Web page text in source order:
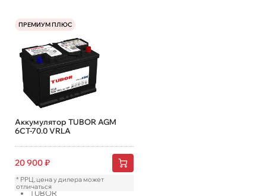
ПРЕМИУМ ПЛЮС
Аккумулятор TUBOR AGM
6СТ-70.0 VRLA
20 900₽
* РРЦ, цена у дилера может
отличаться
TUBOR